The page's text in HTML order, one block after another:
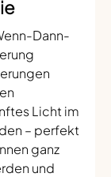
Dann-
Licht im
– perfekt
ganz
und